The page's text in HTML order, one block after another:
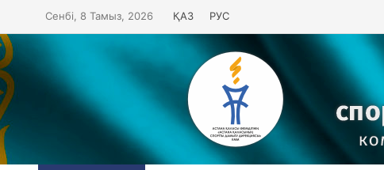
Сенбі, 8 Тамыз, 2026 ҚАЗ РУС